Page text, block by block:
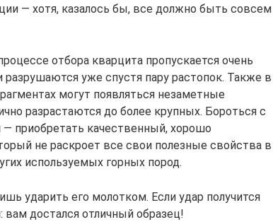
— хотя, казалось бы, все должно быть совсем
отбора кварцита пропускается очень
уже спустя пару растопок. Также в
могут появляться незаметные
разрастаются до более крупных. Бороться с
приобретать качественный, хорошо
не раскроет все свои полезные свойства в
используемых горных пород.
ударить его молотком. Если удар получится
достался отличный образец!